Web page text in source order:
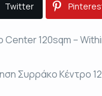
Twitter
Center 120sqm –
Συρράκο Κέντρο